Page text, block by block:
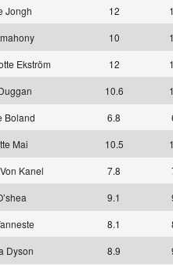
Jongh 12
10
Ekström 12
10.6
Boland 6.8
Mai 10.5
Kanel 7.8
9.1
8.1
Dyson 8.9